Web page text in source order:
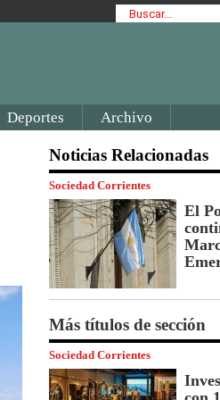
Deportes Archivo
Noticias Relacionadas
Sociedad Corrientes
El
Más títulos de sección
Sociedad Corrientes